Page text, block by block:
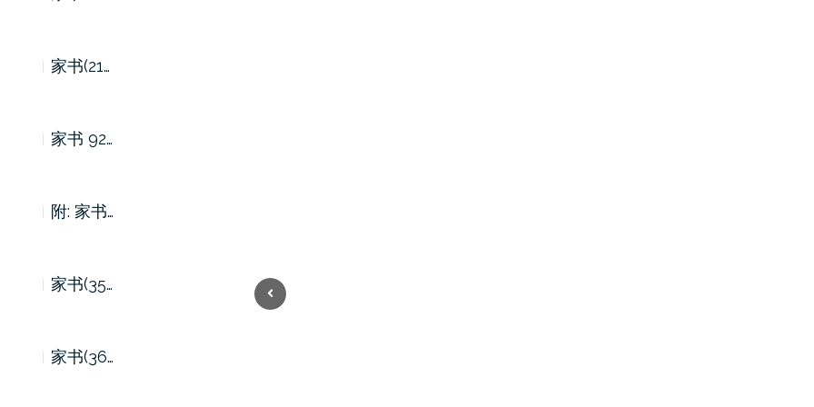
Previous
家书(21…
家书 92…
附: 家书…
家书(35…
家书(36…